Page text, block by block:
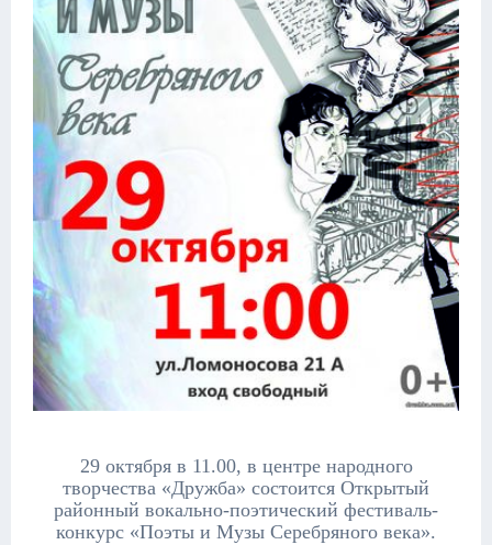
29 октября в 11.00, в центре народного
творчества «Дружба» состоится Открытый
районный вокально-поэтический фестиваль-
конкурс «Поэты и Музы Серебряного века».